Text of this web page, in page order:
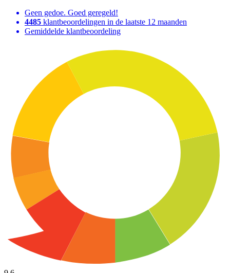
Geen gedoe. Goed geregeld!
4485 klantbeoordelingen in de laatste 12 maanden
Gemiddelde klantbeoordeling